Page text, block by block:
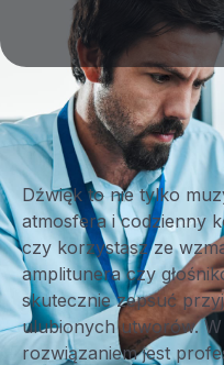
Dźwięk to nie tylko
atmosfera i codzienny
czy korzystasz ze
amplitunera czy
skutecznie zepsuć
ulubionych utworów.
rozwiązaniem jest